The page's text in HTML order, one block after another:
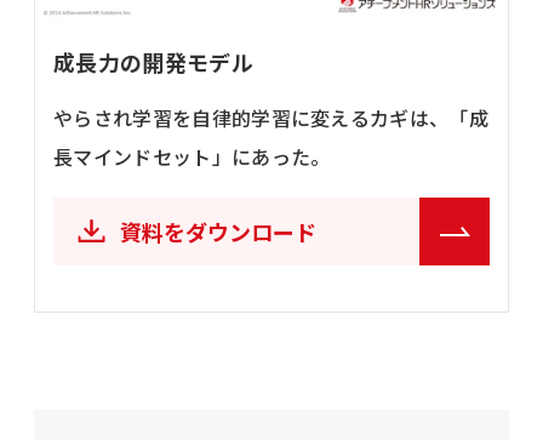
成長力の開発モデル
やらされ学習を自律的学習に変えるカギは、「成
長マインドセット」にあった。
資料をダウンロード